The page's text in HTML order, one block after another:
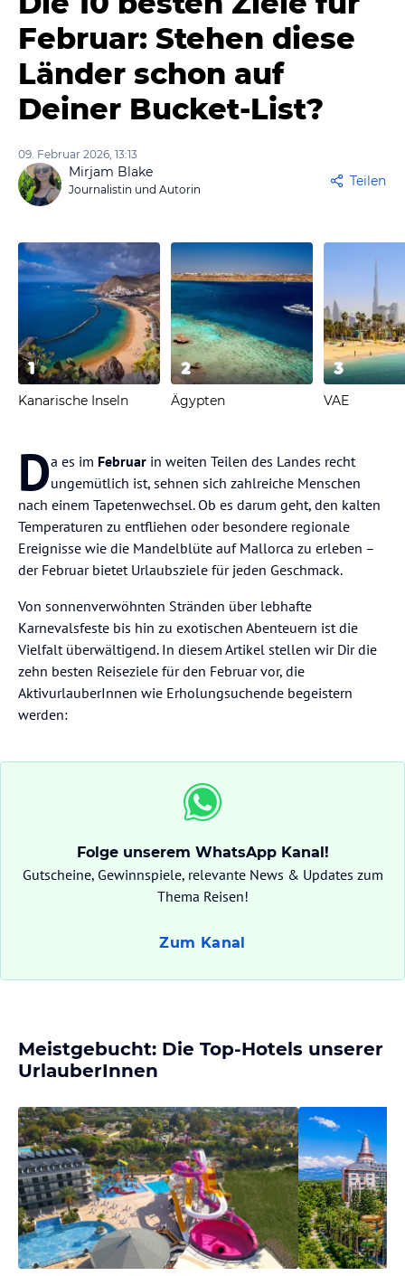
Februar: Stehen diese
Länder schon auf
Deiner Bucket-List?
09. Februar 2026, 13:13
Mirjam Blake
Journalistin und Autorin
Teilen
1
Kanarische Inseln
2
Ägypten
3
VAE
Da es im Februar in weiten Teilen des Landes recht
ungemütlich ist, sehnen sich zahlreiche Menschen
nach einem Tapetenwechsel. Ob es darum geht, den kalten
Temperaturen zu entfliehen oder besondere regionale
Ereignisse wie die Mandelblüte auf Mallorca zu erleben –
der Februar bietet Urlaubsziele für jeden Geschmack.
Von sonnenverwöhnten Stränden über lebhafte
Karnevalsfeste bis hin zu exotischen Abenteuern ist die
Vielfalt überwältigend. In diesem Artikel stellen wir Dir die
zehn besten Reiseziele für den Februar vor, die
AktivurlauberInnen wie Erholungsuchende begeistern
werden:
Folge unserem WhatsApp Kanal!
Gutscheine, Gewinnspiele, relevante News & Updates zum
Thema Reisen!
Zum Kanal
Meistgebucht: Die Top-Hotels unserer
UrlauberInnen